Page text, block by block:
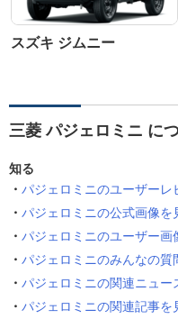
スズキ ジムニー
三菱 パジェロミニ に
知る
パジェロミニのユーザーレ
パジェロミニの公式画像を
パジェロミニのユーザー画
パジェロミニのみんなの質
パジェロミニの関連ニュー
パジェロミニの関連記事を